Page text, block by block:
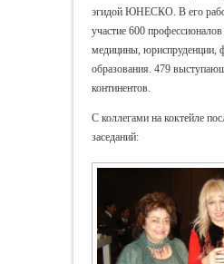
эгидой ЮНЕСКО. В его
участие 600
медицины, юриспруденции,
образования. 479
континентов.
С коллегами на коктейле
заседаний: